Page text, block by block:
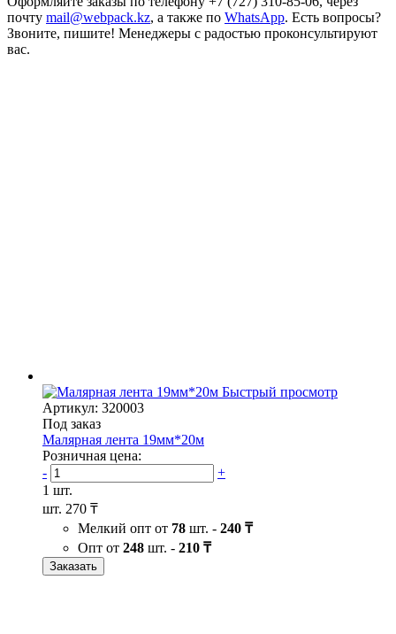
почту mail@webpack.kz, а также по WhatsApp. Есть вопросы?
Звоните, пишите! Менеджеры с радостью проконсультируют
вас.
Быстрый просмотр
Артикул: 320003
Под заказ
Малярная лента 19мм*20м
Розничная цена:
-
+
1 шт.
шт. 270 ₸
Мелкий опт от 78 шт. - 240 ₸
Опт от 248 шт. - 210 ₸
Заказать